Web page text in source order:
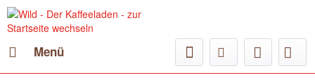
Menü